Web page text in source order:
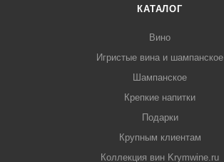
КАТАЛОГ
Вино
Игристые вина и шампанское
Шампанское
Крепкие напитки
Подарки
Крупным клиентам
Коллекция вин Krymwine.ru